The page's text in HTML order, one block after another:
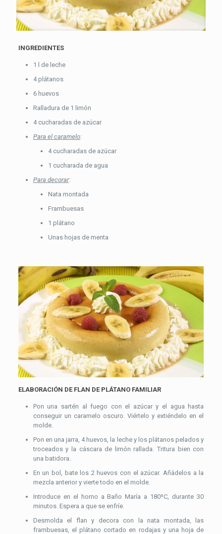
INGREDIENTES
1 l de leche
4 plátanos
6 huevos
Ralladura de 1 limón
4 cucharadas de azúcar
Para el caramelo:
4 cucharadas de azúcar
1 cucharada de agua
Para decorar:
Nata montada
Frambuesas
1 plátano
Unas hojas de menta
ELABORACIÓN DE FLAN DE PLÁTANO FAMILIAR
Pon una sartén al fuego con el azúcar y el agua hasta
conseguir un caramelo oscuro. Viértelo y extiéndelo en el
molde.
Pon en una jarra, 4 huevos, la leche y los plátanos pelados y
troceados y la cáscara de limón rallada. Tritura bien con
una batidora.
En un bol, bate los 2 huevos con el azúcar. Añádelos a la
mezcla anterior y vierte todo en el molde.
Introduce en el horno a Baño María a 180ºC, durante 30
minutos. Espera a que se enfríe.
Desmolda el flan y decora con la nata montada, las
frambuesas, el plátano cortado en rodajas y una hoja de